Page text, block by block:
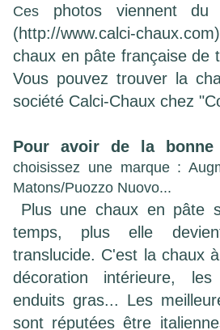
Ces photos viennent du
(http://www.calci-
chaux en pâte française de
Vous pouvez trouver la
société Calci-Chaux chez "
Pour avoir de la
choisissez une marque :
Matons/Puozzo Nuovo...
Plus une chaux en pâte
temps, plus elle
translucide. C'est la chaux
décoration intérieure,
enduits gras... Les
sont réputées être